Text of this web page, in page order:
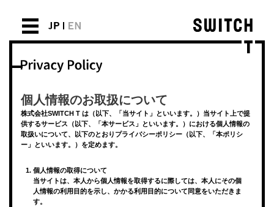
個人情報のお取扱について
株式会社SWITCH T は（以下、「当サイト」といいます。）当サイト上で提
供するサービス（以下、「本サービス」といいます。）における個人情報の
取扱いについて、以下のとおりプライバシーポリシー（以下、「本ポリシ
ー」といいます。）を定めます。
個人情報の取得について
当サイトは、本人から個人情報を取得するに際しては、本人にその個
人情報の利用目的を示し、かかる利用目的について同意をいただきま
す。